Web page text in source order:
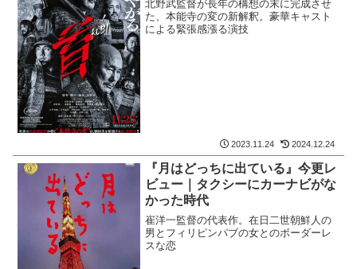
北野武監督が長年の構想の末に完成させ
た、本能寺の変の新解釈。豪華キャスト
による緊張感漲る演技
2023.11.24 2024.12.24
『月はどっちに出ている』今更レ
ビュー｜タクシーにカーナビがな
かった時代
崔洋一監督の代表作。在日二世朝鮮人の
男とフィリピンパブの女とのボーダーレ
スな恋